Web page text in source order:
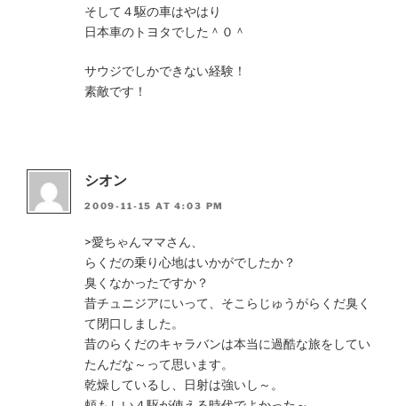
そして４駆の車はやはり
日本車のトヨタでした＾０＾
サウジでしかできない経験！
素敵です！
シオン
2009-11-15 AT 4:03 PM
>愛ちゃんママさん、
らくだの乗り心地はいかがでしたか？
臭くなかったですか？
昔チュニジアにいって、そこらじゅうがらくだ臭く
て閉口しました。
昔のらくだのキャラバンは本当に過酷な旅をしてい
たんだな～って思います。
乾燥しているし、日射は強いし～。